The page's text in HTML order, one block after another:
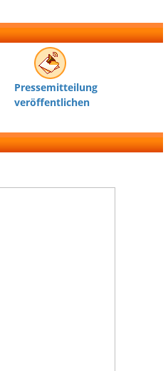
Pressemitteilung
veröffentlichen